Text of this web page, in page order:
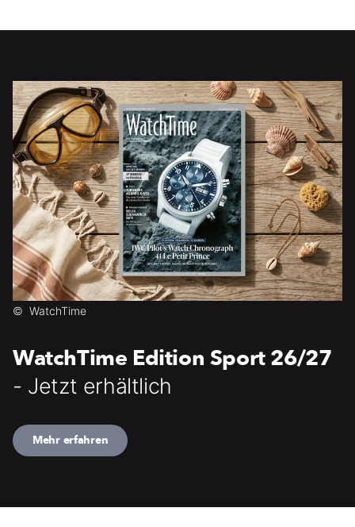
© WatchTime
WatchTime Edition Sport 26/27
- Jetzt erhältlich
Mehr erfahren